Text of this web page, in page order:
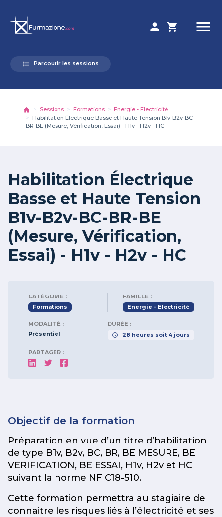
person shopping_cart menu
format_list_bulleted Parcourir les sessions
Sessions Formations
Energie - Electricité
Habilitation Électrique Basse et Haute Tension B1v-B2v-BC-
BR-BE (Mesure, Vérification, Essai) - H1v - H2v - HC
Habilitation Électrique
Basse et Haute Tension
B1v-B2v-BC-BR-BE
(Mesure, Vérification,
Essai) - H1v - H2v - HC
CATÉGORIE :
Formations
FAMILLE :
Energie - Electricité
MODALITÉ :
Présentiel
DURÉE :
28 heures soit 4 jours
PARTAGER :
Objectif de la formation
Préparation en vue d’un titre d’habilitation
de type B1v, B2v, BC, BR, BE MESURE, BE
VERIFICATION, BE ESSAI, H1v, H2v et HC
suivant la norme NF C18-510.
Cette formation permettra au stagiaire de
connaitre les risques liés à l’électricité et ses